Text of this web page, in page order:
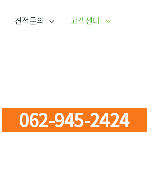
견적문의 고객센터